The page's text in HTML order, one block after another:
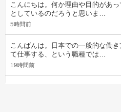
こんにちは。何か理由や目的があ
としているのだろうと思いま…
5時間前
こんばんは。日本での一般的な働
て仕事する、という職種では…
19時間前